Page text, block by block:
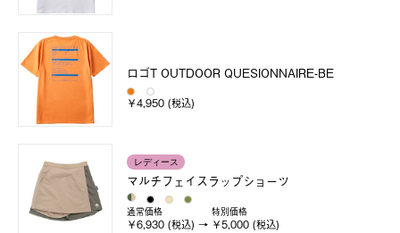
ロゴT OUTDOOR QUESIONNAIRE-BE
￥4,950 (税込)
レディース
マルチフェイスラップショーツ
通常価格
￥6,930 (税込)
特別価格
￥5,000 (税込)